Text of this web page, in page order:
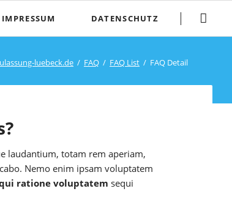
navigation
IMPRESSUM DATENSCHUTZ
luebeck.de FAQ FAQ List FAQ Detail
laudantium, totam rem aperiam,
Nemo enim ipsam voluptatem
ratione voluptatem sequi